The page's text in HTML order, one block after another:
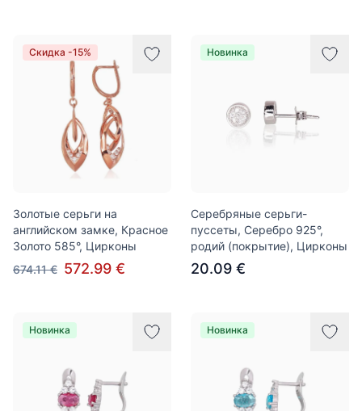
Скидка -15%
Золотые серьги на
английском замке, Красное
Золото 585°, Цирконы
674.11 € 572.99 €
Новинка
Серебряные серьги-
пуссеты, Серебро 925°,
родий (покрытие), Цирконы
20.09 €
Новинка Новинка